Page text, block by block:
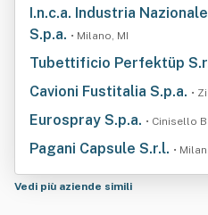
I.n.c.a. Industria
S.p.a. • Milano, MI
Tubettificio Perfektüp
Cavioni Fustitalia S.p.a. •
Eurospray S.p.a. • Cinisello
Pagani Capsule S.r.l. •
Vedi più aziende simili